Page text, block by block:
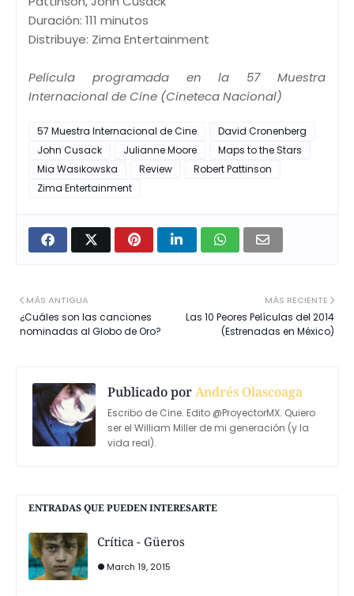
Duración: 111 minutos
Distribuye: Zima Entertainment
Película programada en la 57 Muestra
Internacional de Cine (Cineteca Nacional)
57 Muestra Internacional de Cine
David Cronenberg
John Cusack
Julianne Moore
Maps to the Stars
Mia Wasikowska
Review
Robert Pattinson
Zima Entertainment
MÁS RECIENTE
Las 10 Peores Películas del 2014
(Estrenadas en México)
MÁS ANTIGUA
¿Cuáles son las canciones
nominadas al Globo de Oro?
Publicado porAndrés Olascoaga
Escribo de Cine. Edito @ProyectorMX. Quiero
ser el William Miller de mi generación (y la
vida real).
ENTRADAS QUE PUEDEN INTERESARTE
Crítica - Güeros
March 19, 2015